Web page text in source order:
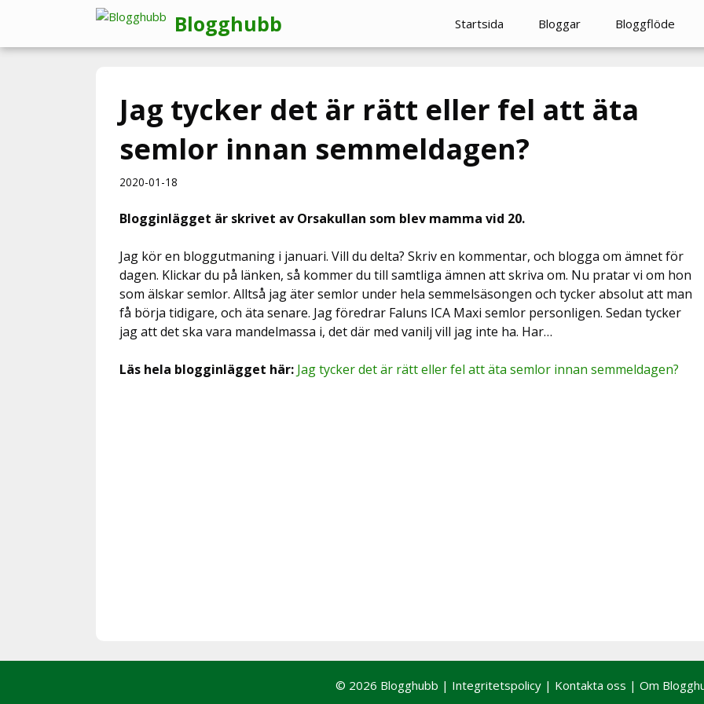
innehåll
Blogghubb Startsida Bloggar Bloggflöde
Jag tycker det är rätt eller fel att äta
semlor innan semmeldagen?
2020-01-18
Blogginlägget är skrivet av Orsakullan som blev mamma vid 20.
Jag kör en bloggutmaning i januari. Vill du delta? Skriv en kommentar, och blogga om ämnet för
dagen. Klickar du på länken, så kommer du till samtliga ämnen att skriva om. Nu pratar vi om hon
som älskar semlor. Alltså jag äter semlor under hela semmelsäsongen och tycker absolut att man
få börja tidigare, och äta senare. Jag föredrar Faluns ICA Maxi semlor personligen. Sedan tycker
jag att det ska vara mandelmassa i, det där med vanilj vill jag inte ha. Har…
Läs hela blogginlägget här: Jag tycker det är rätt eller fel att äta semlor innan semmeldagen?
© 2026 Blogghubb | Integritetspolicy | Kontakta oss | Om